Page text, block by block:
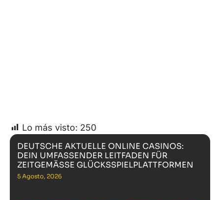
Lo más visto: 250
DEUTSCHE AKTUELLE ONLINE CASINOS:
DEIN UMFASSENDER LEITFADEN FÜR
ZEITGEMÄSSE GLÜCKSSPIELPLATTFORMEN
5 Agosto, 2026